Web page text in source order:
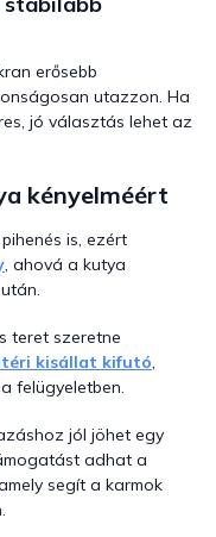
erősebb
utazzon. Ha
jó választás lehet az
kényelméért
is, ezért
, ahová a kutya
teret szeretne
kisállat kifutó,
felügyeletben.
jól jöhet egy
adhat a
segít a karmok